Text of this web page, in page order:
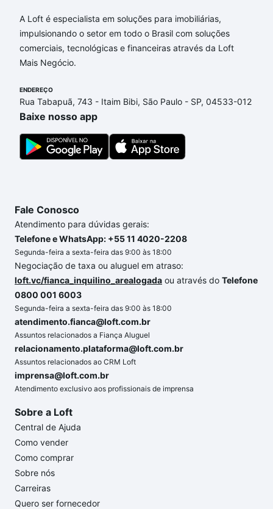
Aqui na Loft temos a oferta ideal para você, com
Apartamentos com 3 quartos à venda em Caminhos
de San Conrado (Sousas), Campinas, SP que custam
a partir de R$ 0 e com nossas opções de
adequar ao seu orçamento. Se ainda tem alguma
dúvida dos custos envolvidos no processo de
compra, veja em nosso portal
um apartamento e conte com a gente para comprar
o imóvel dos seus sonhos com segurança e
A Loft é especialista em soluções para imobiliárias,
impulsionando o setor em todo o Brasil com soluções
comerciais, tecnológicas e financeiras através da Loft
Mais Negócio.
ENDEREÇO
Rua Tabapuã, 743 - Itaim Bibi, São Paulo - SP, 04533-012
Baixe nosso app
Fale Conosco
Atendimento para dúvidas gerais:
Telefone e WhatsApp: +55 11 4020-2208
Segunda-feira a sexta-feira das 9:00 às 18:00
Negociação de taxa ou aluguel em atraso:
loft.vc/fianca_inquilino_arealogada ou através do Telefone
0800 001 6003
Segunda-feira a sexta-feira das 9:00 às 18:00
atendimento.fianca@loft.com.br
Assuntos relacionados a Fiança Aluguel
relacionamento.plataforma@loft.com.br
Assuntos relacionados ao CRM Loft
imprensa@loft.com.br
Atendimento exclusivo aos profissionais de imprensa
Sobre a Loft
Central de Ajuda
Como vender
Como comprar
Sobre nós
Carreiras
Quero ser fornecedor